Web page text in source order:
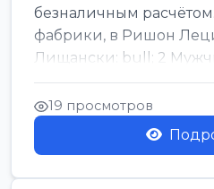
безналичным
фабрики, в Ришон
Лищански: bull; 2
машинку рисовых
19 просмотров